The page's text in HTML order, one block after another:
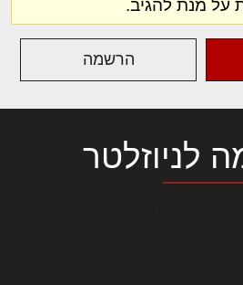
על מנת להגיב.
הרשמה
לניוזלטר